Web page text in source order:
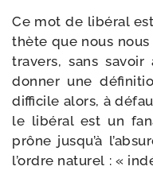
Ce mot de libé­ral
thète que nous
tra­vers, sans savoir
don­ner une
dif­fi­cile alors, à
le libé­ral est un
prône jusqu’à
l’ordre natu­rel : «